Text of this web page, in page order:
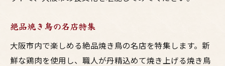
絶品メニューが自慢の新店
大阪市内の注目の新店舗
注目の新店紹介
絶品焼き鳥の名店特集
大阪市内で楽しめる絶品焼き鳥の名店を特集します。新
鮮な鶏肉を使用し、職人が丹精込めて焼き上げる焼き鳥